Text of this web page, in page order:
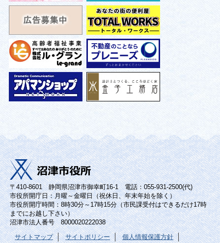
〒410-8601 静岡県沼津市御幸町16-1 電話：055-931-2500(代)
市役所開庁日：月曜～金曜日（祝休日、年末年始を除く）
市役所開庁時間：8時30分～17時15分（市民課受付はできるだけ17時
までにお越し下さい）
沼津市法人番号 8000020222038
サイトマップ サイトポリシー
個人情報保護方針